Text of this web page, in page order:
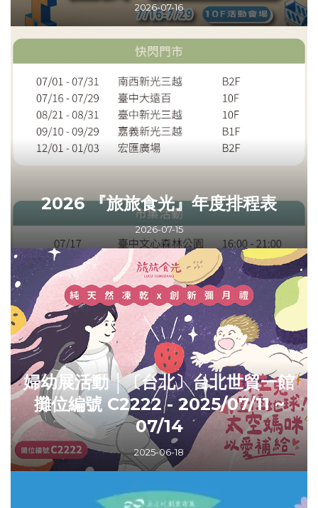
2026-07-16
2026 『旅旅食光』年度排程表
2026-07-15
婦幼展活動 │〔台北〕台北世貿一館
攤位編號 C2222 - 2025/07/11 ~
07/14
2025-06-18